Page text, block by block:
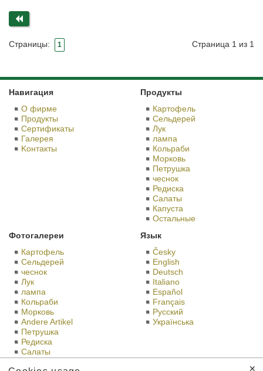
Страницы: 1 Страница 1 из 1
Навигация
О фирме
Продукты
Сертификаты
Галерея
Kонтакты
Продукты
Картофель
Сельдерей
Лук
лампа
Кольраби
Морковь
Петрушка
чеснок
Редиска
Салаты
Капуста
Остальные
Фотогалереи
Картофель
Сельдерей
чеснок
Лук
лампа
Кольраби
Морковь
Andere Artikel
Петрушка
Редиска
Салаты
Язык
Česky
English
Deutsch
Italiano
Español
Français
Русский
Українська
✕